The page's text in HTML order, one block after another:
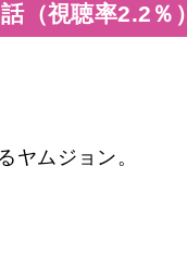
（視聴率2.2％）
ヤムジョン。